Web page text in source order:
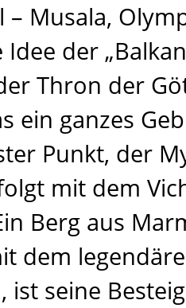
– Musala,
der
Thron der
ein ganzes
Punkt, der
mit dem
Berg aus
dem
ist seine